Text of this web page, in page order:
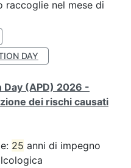
raccoglie nel mese di
DAY
(APD) 2026 -
dei rischi causati
25 anni di impegno